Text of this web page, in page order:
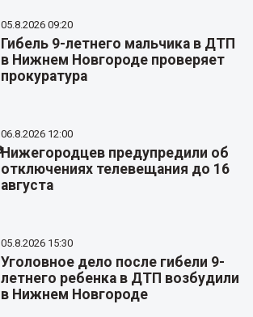
05.8.2026 09:20
Гибель 9-летнего мальчика в ДТП
в Нижнем Новгороде проверяет
прокуратура
06.8.2026 12:00
Нижегородцев предупредили об
отключениях телевещания до 16
августа
05.8.2026 15:30
Уголовное дело после гибели 9-
летнего ребенка в ДТП возбудили
в Нижнем Новгороде